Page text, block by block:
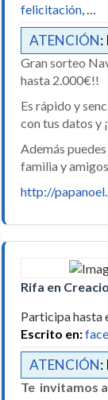
felicitación
ATENCIÓN:
Gran sorteo
hasta 2.000€!!
Es rápido y
con tus datos y
Además
familia y
http://
Rifa en
Participa
Escrito en:
ATENCIÓN:
Te invitamos